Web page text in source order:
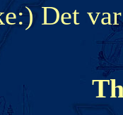
Det